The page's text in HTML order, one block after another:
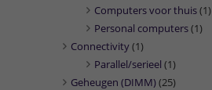
Computers voor thuis(1)
Personal computers(1)
Connectivity(1)
Parallel/serieel (1)
Geheugen (DIMM)(25)